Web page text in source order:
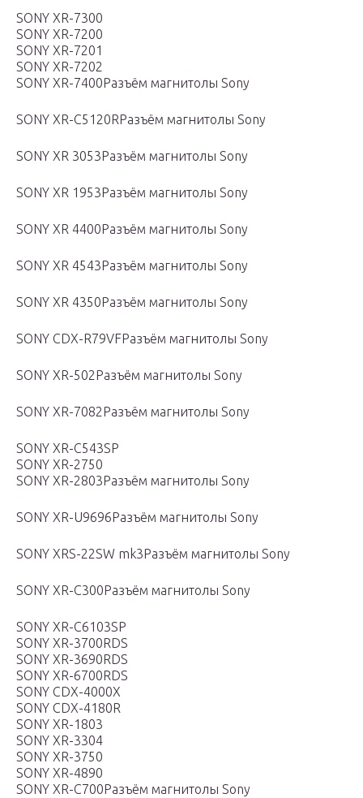
SONY XR-7300
SONY XR-7200
SONY XR-7201
SONY XR-7202
SONY XR-7400Разъём магнитолы Sony
SONY XR-C5120RРазъём магнитолы Sony
SONY XR 3053Разъём магнитолы Sony
SONY XR 1953Разъём магнитолы Sony
SONY XR 4400Разъём магнитолы Sony
SONY XR 4543Разъём магнитолы Sony
SONY XR 4350Разъём магнитолы Sony
SONY CDX-R79VFРазъём магнитолы Sony
SONY XR-502Разъём магнитолы Sony
SONY XR-7082Разъём магнитолы Sony
SONY XR-C543SP
SONY XR-2750
SONY XR-2803Разъём магнитолы Sony
SONY XR-U9696Разъём магнитолы Sony
SONY XRS-22SW mk3Разъём магнитолы Sony
SONY XR-C300Разъём магнитолы Sony
SONY XR-C6103SP
SONY XR-3700RDS
SONY XR-3690RDS
SONY XR-6700RDS
SONY CDX-4000X
SONY CDX-4180R
SONY XR-1803
SONY XR-3304
SONY XR-3750
SONY XR-4890
SONY XR-C700Разъём магнитолы Sony